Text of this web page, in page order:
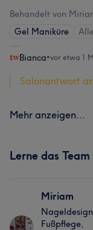
Behandelt von
Gel Maniküre
Bianca•vor etwa 1
Salonantwort
Mehr anzeigen...
Lerne das
Miriam
Fußpflege,